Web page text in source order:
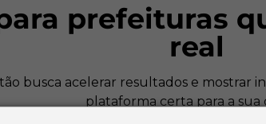
prefeituras
real
busca acelerar resultados e mostrar
plataforma certa para a sua